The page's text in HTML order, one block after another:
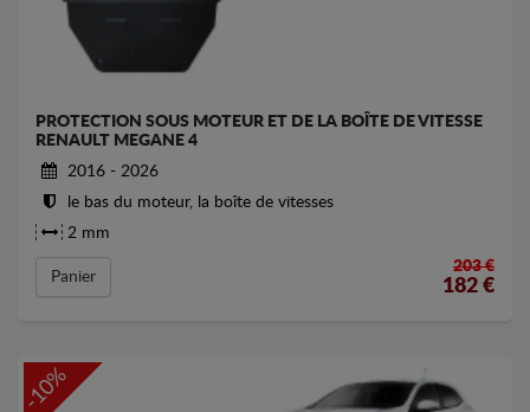
PROTECTION SOUS MOTEUR ET DE LA BOÎTE DE VITESSE
RENAULT MEGANE 4
2016 - 2026
le bas du moteur, la boîte de vitesses
2 mm
Panier
203 €
182 €
-10%